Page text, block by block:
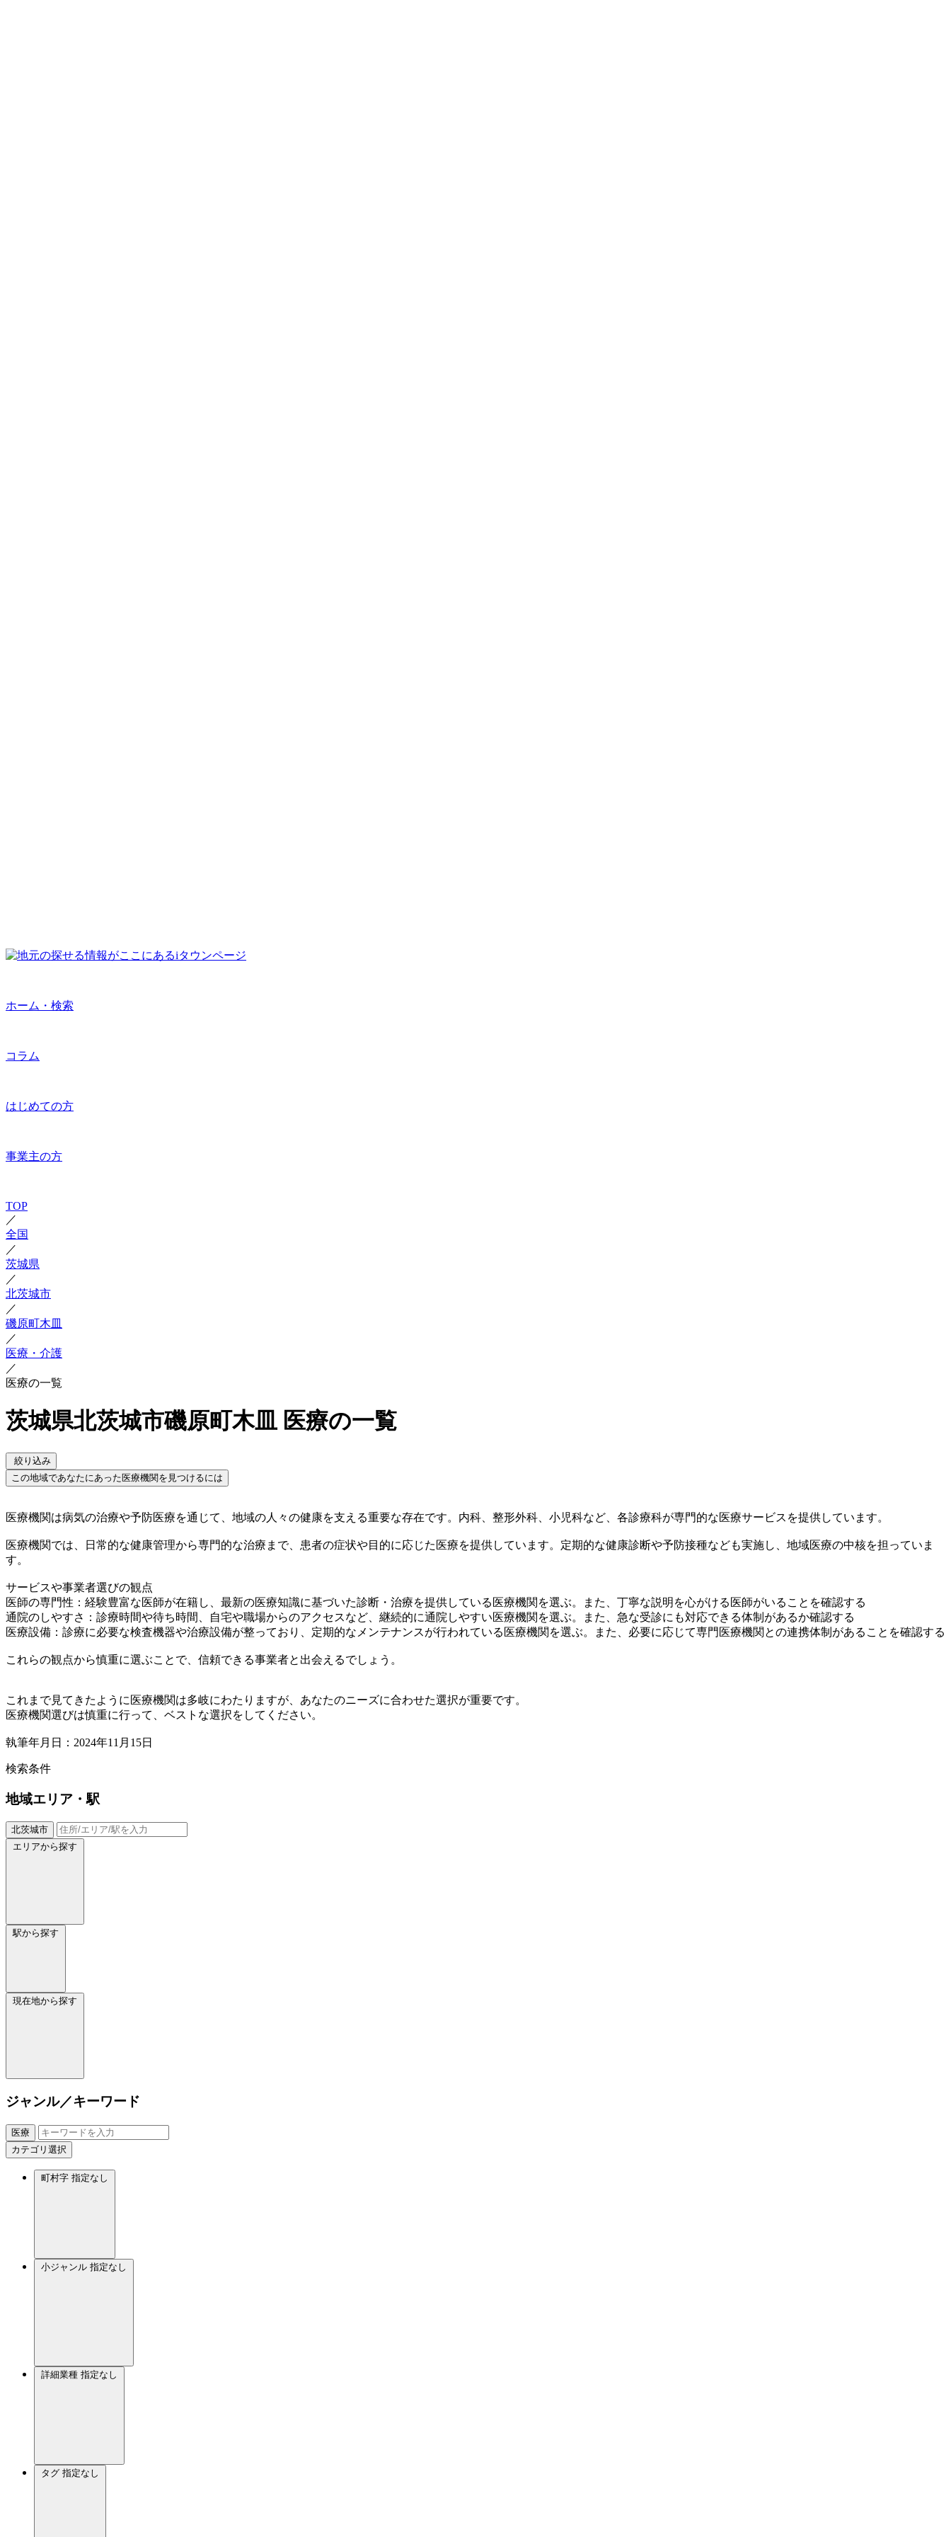
ホーム・検索
コラム
はじめての方
事業主の方
TOP
／
全国
／
茨城県
／
北茨城市
／
磯原町木皿
／
医療・介護
／
医療の一覧
茨城県北茨城市磯原町木皿 医療の一覧
絞り込み
この地域であなたにあった医療機関を見つけるには
医療機関は病気の治療や予防医療を通じて、地域の人々の健康を支える重要な存在です。内科、整形外科、小児科など、各診療科が専門的な医療サービスを提供しています。
医療機関では、日常的な健康管理から専門的な治療まで、患者の症状や目的に応じた医療を提供しています。定期的な健康診断や予防接種なども実施し、地域医療の中核を担っていま
す。
サービスや事業者選びの観点
医師の専門性：経験豊富な医師が在籍し、最新の医療知識に基づいた診断・治療を提供している医療機関を選ぶ。また、丁寧な説明を心がける医師がいることを確認する
通院のしやすさ：診療時間や待ち時間、自宅や職場からのアクセスなど、継続的に通院しやすい医療機関を選ぶ。また、急な受診にも対応できる体制があるか確認する
医療設備：診療に必要な検査機器や治療設備が整っており、定期的なメンテナンスが行われている医療機関を選ぶ。また、必要に応じて専門医療機関との連携体制があることを確認する
これらの観点から慎重に選ぶことで、信頼できる事業者と出会えるでしょう。
これまで見てきたように医療機関は多岐にわたりますが、あなたのニーズに合わせた選択が重要です。
医療機関選びは慎重に行って、ベストな選択をしてください。
執筆年月日：2024年11月15日
検索条件
地域エリア・駅
北茨城市
エリアから探す
駅から探す
現在地から探す
ジャンル／キーワード
医療
カテゴリ選択
町村字 指定なし
小ジャンル 指定なし
詳細業種 指定なし
タグ 指定なし